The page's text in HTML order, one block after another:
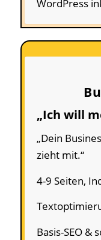
WordPress
„Ich will
„Dein
zieht mit.“
4-9 Seiten,
Basis-SEO &